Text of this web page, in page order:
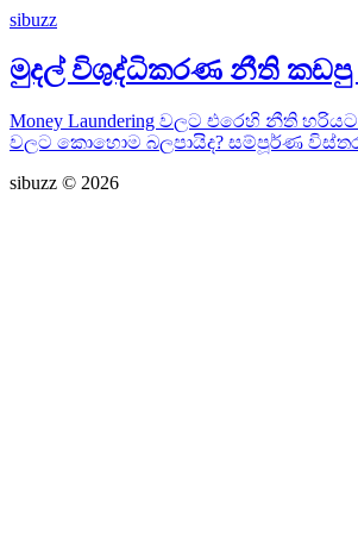
sibuzz
මුදල් විශුද්ධිකරණ නීති කඩපු
Money Laundering වලට එරෙහි නීති
වලට කොහොම බලපායිද? සම්පූර්ණ
sibuzz © 2026